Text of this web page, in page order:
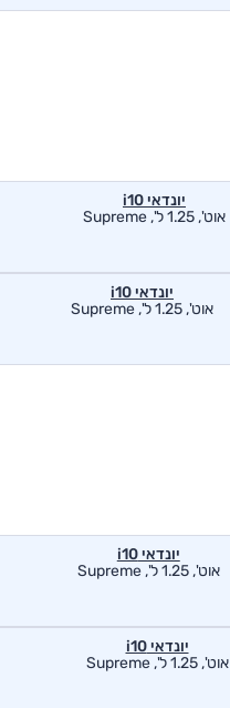
יונדאי i10
אוט', 1.25 ל', Supreme
יונדאי i10
אוט', 1.25 ל', Supreme
יונדאי i10
אוט', 1.25 ל', Supreme
יונדאי i10
אוט', 1.25 ל', Supreme